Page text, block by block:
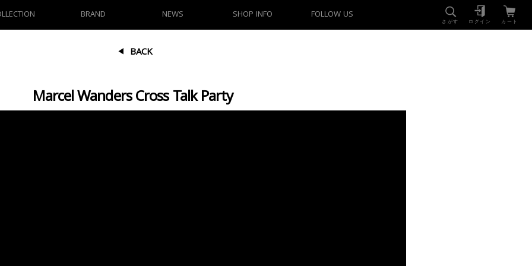
さがす ログイン カート
BRAND NEWS SHOP INFO FOLLOW US
BACK
Marcel Wanders Cross Talk Party